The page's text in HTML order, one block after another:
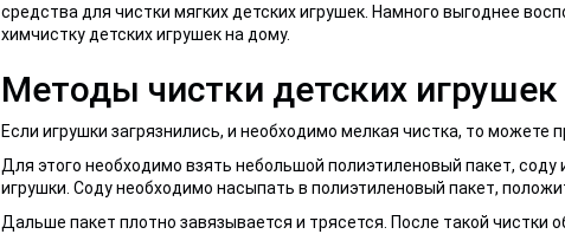
средства для чистки мягких детских игрушек. Намного выгоднее
химчистку детских игрушек на дому.
Методы чистки детских игрушек
Если игрушки загрязнились, и необходимо мелкая чистка, то можете
Для этого необходимо взять небольшой полиэтиленовый пакет,
игрушки. Соду необходимо насыпать в полиэтиленовый пакет,
Дальше пакет плотно завязывается и трясется. После такой чистки